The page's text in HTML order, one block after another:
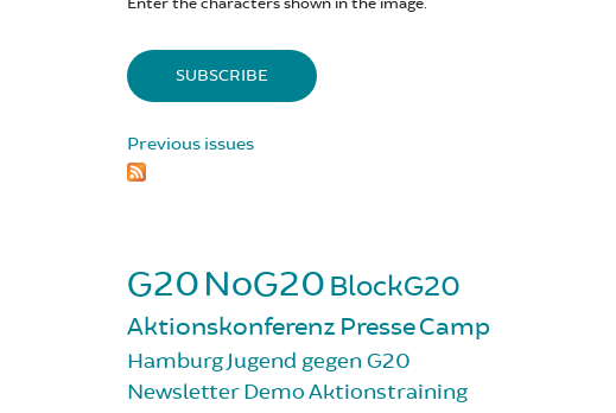
Previous issues
G20NoG20 BlockG20
Aktionskonferenz PresseCamp
HamburgJugend gegen G20
NewsletterDemoAktionstraining